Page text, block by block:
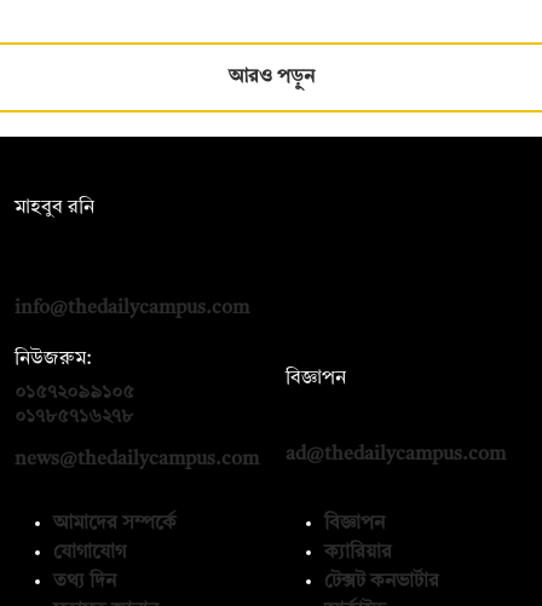
আরও পড়ুন
মাহবুব রনি
info@thedailycampus.com
নিউজরুম:
০১৫৭২০৯৯১০৫
০১৭৮৫৭১৬২৭৮
news@thedailycampus.com
বিজ্ঞাপন
ad@thedailycampus.com
আমাদের সম্পর্কে
যোগাযোগ
তথ্য দিন
বিজ্ঞাপন
ক্যারিয়ার
টেক্সট কনভার্টার